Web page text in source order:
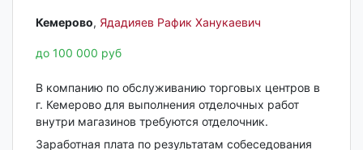
Кемерово‎, Ядадияев Рафик Ханукаевич
до 100 000 руб
В компанию по обслуживанию торговых центров в
г. Кемерово для выполнения отделочных работ
внутри магазинов требуются отделочник.
Заработная плата по результатам собеседования